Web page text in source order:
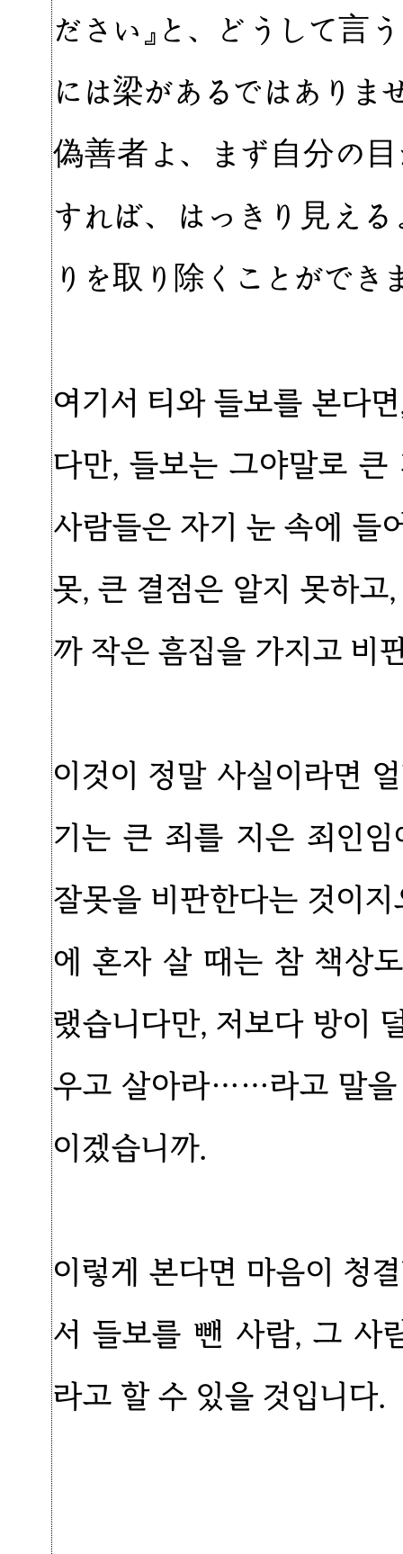
ださい』と、どうして言
には梁があるではありま
偽善者よ、まず自分の
すれば、はっきり見え
りを取り除くことができ
여기서 티와 들보를 본다
다만, 들보는 그야말로
사람들은 자기 눈 속에 들
못, 큰 결점은 알지 못하
까 작은 흠집을 가지고 비
이것이 정말 사실이라면
기는 큰 죄를 지은 죄인
잘못을 비판한다는 것이
에 혼자 살 때는 참 책상
랬습니다만, 저보다 방이
우고 살아라……라고 말을
이겠습니까.
이렇게 본다면 마음이 청
서 들보를 뺀 사람, 그 사
라고 할 수 있을 것입니다.